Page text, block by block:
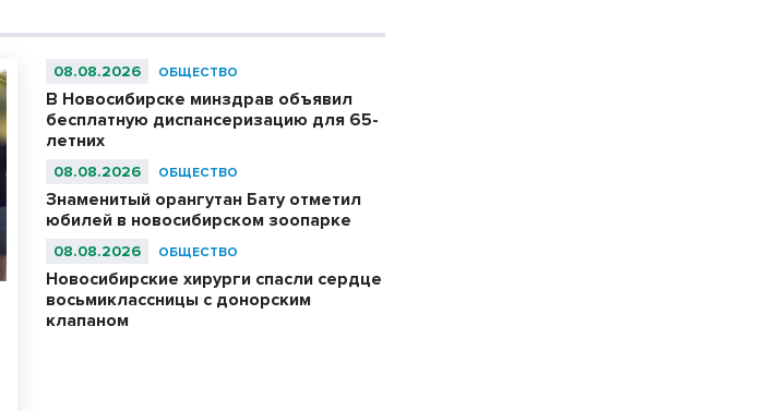
08.08.2026 ОБЩЕСТВО
В Новосибирске минздрав объявил
бесплатную диспансеризацию для 65-
летних
08.08.2026 ОБЩЕСТВО
Знаменитый орангутан Бату отметил
юбилей в новосибирском зоопарке
08.08.2026 ОБЩЕСТВО
Новосибирские хирурги спасли сердце
восьмиклассницы с донорским
клапаном